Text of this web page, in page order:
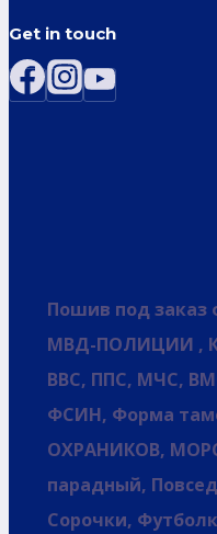
Get in touch
Пошив под
МВД-ПОЛИЦИИ ,
ВВС, ППС, МЧС,
ФСИН, Форма
ОХРАНИКОВ,
парадный,
Сорочки,